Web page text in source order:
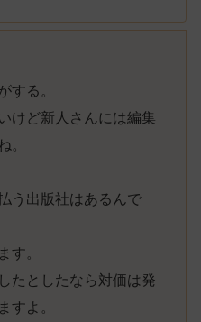
する。
けど新人さんには編集
。
う出版社はあるんで
す。
たとしたなら対価は発
すよ。